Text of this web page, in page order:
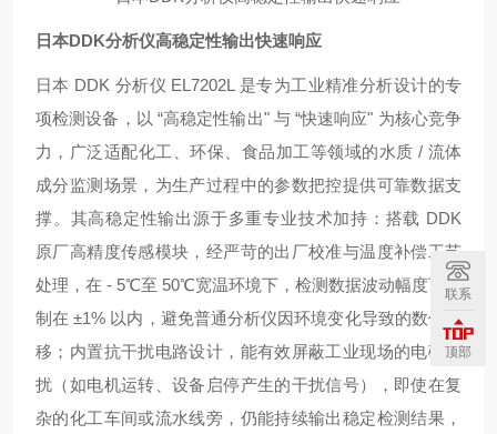
日本DDK分析仪高稳定性输出快速响应
日本 DDK 分析仪 EL7202L 是专为工业精准分析设计的专
项检测设备，以 “高稳定性输出" 与 “快速响应" 为核心竞争
力，广泛适配化工、环保、食品加工等领域的水质 / 流体
成分监测场景，为生产过程中的参数把控提供可靠数据支
撑。其高稳定性输出源于多重专业技术加持：搭载 DDK
原厂高精度传感模块，经严苛的出厂校准与温度补偿工艺
处理，在 - 5℃至 50℃宽温环境下，检测数据波动幅度可控
制在 ±1% 以内，避免普通分析仪因环境变化导致的数值漂
移；内置抗干扰电路设计，能有效屏蔽工业现场的电磁干
扰（如电机运转、设备启停产生的干扰信号），即使在复
杂的化工车间或流水线旁，仍能持续输出稳定检测结果，
联系
顶部